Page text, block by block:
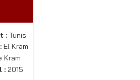
: Tunis
El Kram
Kram
: 2015